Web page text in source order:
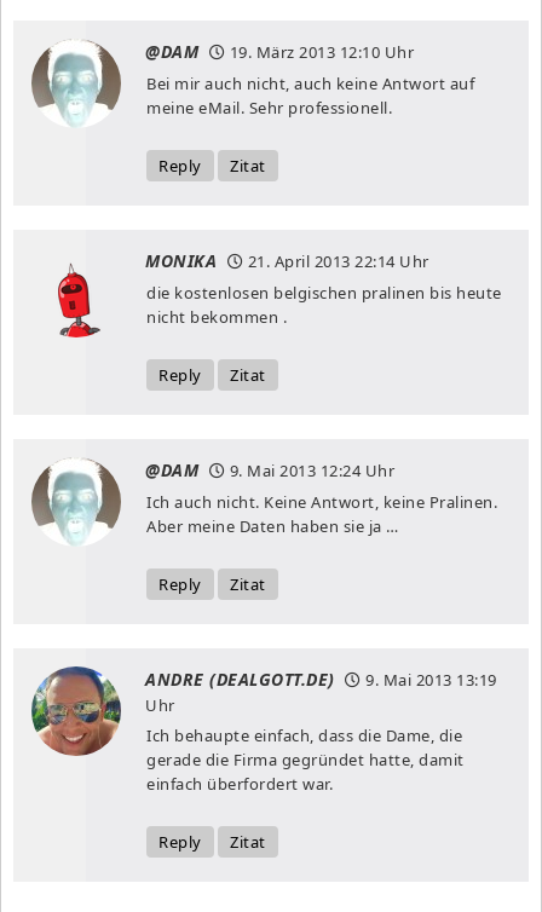
@DAM 19. März 2013 12:10 Uhr
Bei mir auch nicht, auch keine Antwort auf
meine eMail. Sehr professionell.
Reply Zitat
MONIKA 21. April 2013 22:14 Uhr
die kostenlosen belgischen pralinen bis heute
nicht bekommen .
Reply Zitat
@DAM 9. Mai 2013 12:24 Uhr
Ich auch nicht. Keine Antwort, keine Pralinen.
Aber meine Daten haben sie ja …
Reply Zitat
ANDRE (DEALGOTT.DE) 9. Mai 2013 13:19
Uhr
Ich behaupte einfach, dass die Dame, die
gerade die Firma gegründet hatte, damit
einfach überfordert war.
Reply Zitat